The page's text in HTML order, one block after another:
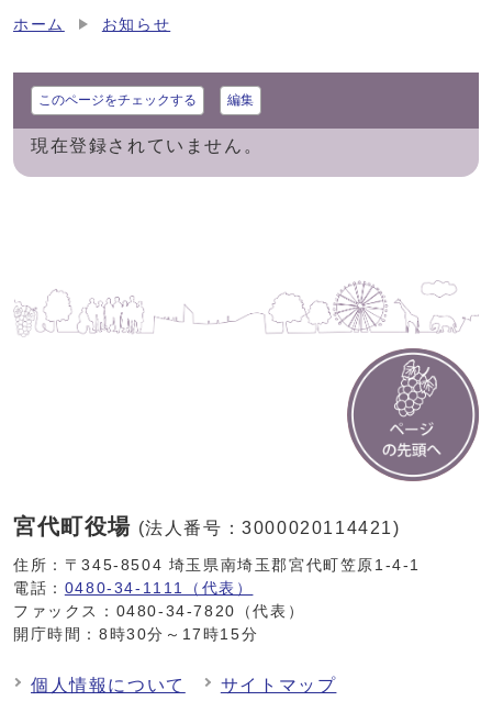
ホーム お知らせ
このページをチェックする 編集
現在登録されていません。
宮代町役場 (法人番号：3000020114421)
住所：〒345-8504 埼玉県南埼玉郡宮代町笠原1-4-1
電話： 0480-34-1111（代表）
ファックス：0480-34-7820（代表）
開庁時間：8時30分～17時15分
個人情報について サイトマップ